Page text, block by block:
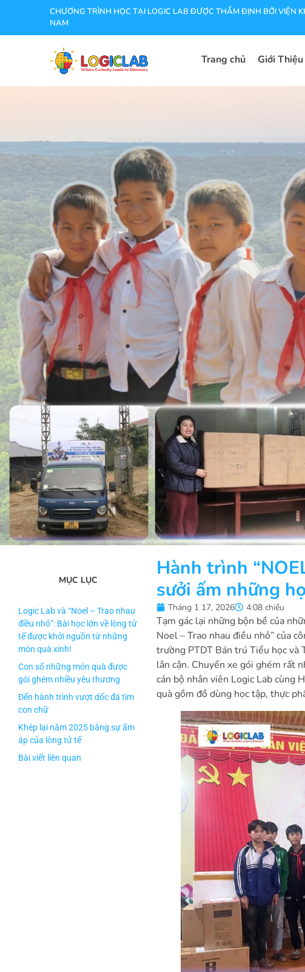
CHƯƠNG TRÌNH HỌC TẠI LOGIC LAB ĐƯỢC THẨM ĐỊNH BỞI VIỆN
NAM
Trang chủ Giới Thiệu
MỤC LỤC
Logic Lab và “Noel – Trao nhau
điều nhỏ”: Bài học lớn về lòng tử
tế được khởi nguồn từ những
món quà xinh!
Con số những món quà được
gói ghém nhiều yêu thương
Đến hành trình vượt dốc đá tìm
con chữ
Khép lại năm 2025 bằng sự ấm
áp của lòng tử tế
Bài viết liên quan
Hành trình
sưởi ấm những
Tháng 1 17, 2026 4:08 chiều
Tạm gác lại những bộn bề của
Noel – Trao nhau điều nhỏ” của
trường PTDT Bán trú Tiểu học và
lân cận. Chuyến xe gói ghém rất
cán bộ nhân viên Logic Lab cùng
quà gồm đồ dùng học tập, thực